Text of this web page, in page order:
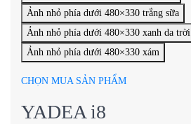
Ảnh nhỏ phía dưới 480×330 trắng sữa
Ảnh nhỏ phía dưới 480×330 xanh da trời
Ảnh nhỏ phía dưới 480×330 xám
CHỌN MUA SẢN PHẨM
YADEA i8